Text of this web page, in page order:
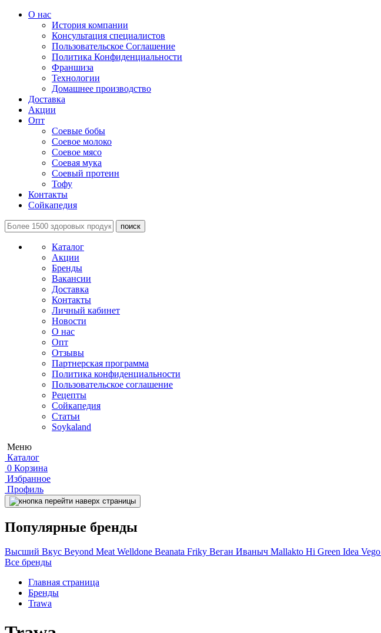
О нас
История компании
Консультация специалистов
Пользовательское Соглашение
Политика Конфиденциальности
Франшиза
Технологии
Домашнее производство
Доставка
Акции
Опт
Соевые бобы
Соевое молоко
Соевое мясо
Соевая мука
Соевый протеин
Тофу
Контакты
Сойкапедия
поиск
Каталог
Акции
Бренды
Вакансии
Доставка
Контакты
Личный кабинет
Новости
О нас
Опт
Отзывы
Партнерская программа
Политика конфиденциальности
Пользовательское соглашение
Рецепты
Сойкапедия
Статьи
Soykaland
Меню
Каталог
0 Корзина
Избранное
Профиль
Популярные бренды
Высший Вкус Beyond MeatWelldone Beanata Friky Веган Иваныч Mallakto Hi Green Idea Vego
Все бренды
Главная страница
Бренды
Trawa